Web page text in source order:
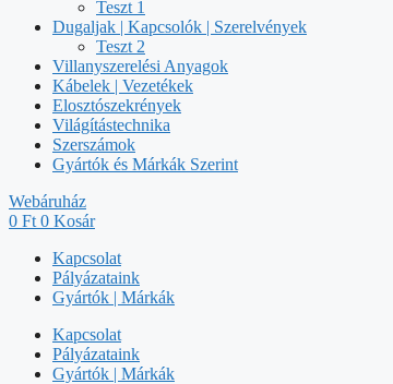
Teszt 1
Dugaljak | Kapcsolók | Szerelvények
Teszt 2
Villanyszerelési Anyagok
Kábelek | Vezetékek
Elosztószekrények
Világítástechnika
Szerszámok
Gyártók és Márkák Szerint
Webáruház
0 Ft 0 Kosár
Kapcsolat
Pályázataink
Gyártók | Márkák
Kapcsolat
Pályázataink
Gyártók | Márkák